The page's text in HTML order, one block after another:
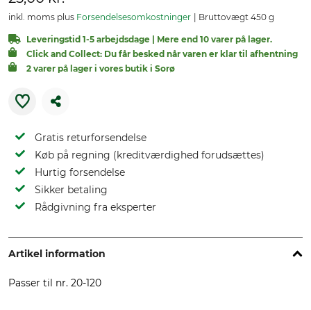
inkl. moms plus Forsendelsesomkostninger Bruttovægt 450 g
Leveringstid 1-5 arbejdsdage | Mere end 10 varer på lager.
Click and Collect: Du får besked når varen er klar til afhentning
2 varer på lager i vores butik i Sorø
Gratis returforsendelse
Køb på regning (kreditværdighed forudsættes)
Hurtig forsendelse
Sikker betaling
Rådgivning fra eksperter
Artikel information
Passer til nr. 20-120